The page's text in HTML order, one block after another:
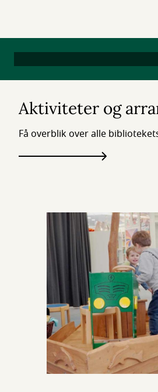
Aktiviteter og
Få overblik over alle